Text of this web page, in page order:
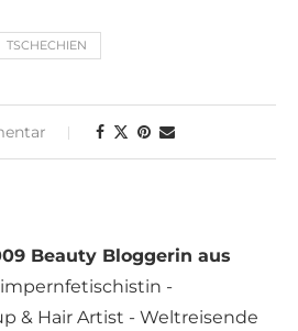
TSCHECHIEN
Beauty Bloggerin aus
-
& Hair Artist - Weltreisende